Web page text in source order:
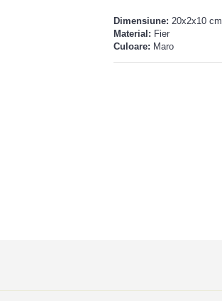
Dimensiune: 20x2x10 cm
Material: Fier
Culoare: Maro